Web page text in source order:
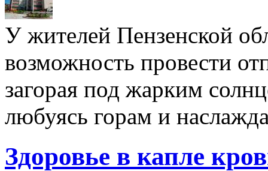
У жителей Пензенской
возможность провести
загорая под жарким
любуясь горам и
Здоровье в капле